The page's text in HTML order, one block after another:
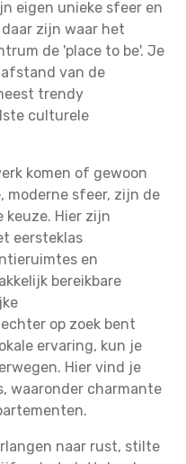
eigen unieke sfeer en
zijn waar het
de 'place to be'. Je
van de
trendy
culturele
komen of gewoon
moderne sfeer, zijn de
keuze. Hier zijn
eersteklas
en
bereikbare
op zoek bent
ervaring, kun je
Hier vind je
waaronder charmante
naar rust, stilte